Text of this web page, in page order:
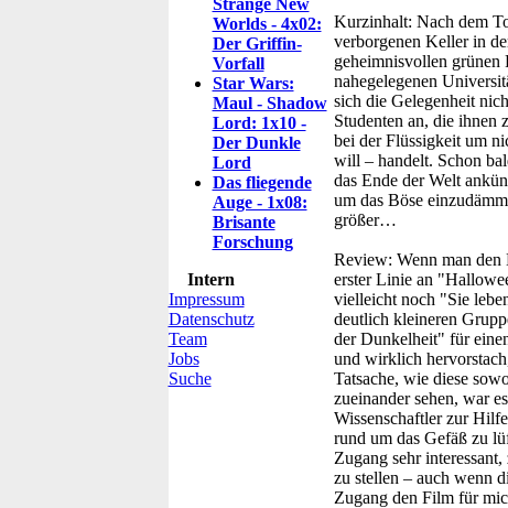
Strange New
Worlds - 4x02:
Der Griffin-
Vorfall
Star Wars:
Maul - Shadow
Lord: 1x10 -
Der Dunkle
Lord
Das fliegende
Auge - 1x08:
Brisante
Forschung
Intern
Impressum
Datenschutz
Team
Jobs
Suche
Kurzinhalt: Nach dem
verborgenen Keller in
geheimnisvollen grünen
nahegelegenen
sich die Gelegenheit
Studenten an, die ihnen
bei der Flüssigkeit um
will – handelt. Schon
das Ende der Welt
um das Böse
größer…
Review: Wenn man
erster Linie an
vielleicht noch "Sie
deutlich kleineren
der Dunkelheit" für
und wirklich
Tatsache, wie diese
zueinander sehen, war
Wissenschaftler zur
rund um das Gefäß zu
Zugang sehr
zu stellen – auch wenn
Zugang den Film für